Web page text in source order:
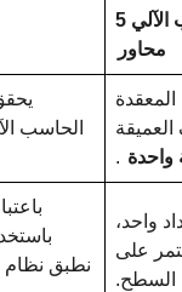
فوائد التصنيع باستخدام الحاسب الآلي 5
محاور
العميقة
واحدة .
الحاسب
واحد،
على
نطبق نظام